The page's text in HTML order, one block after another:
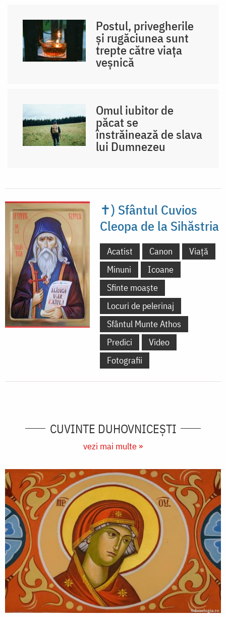
Postul, privegherile
și rugăciunea sunt
trepte către viața
veșnică
Omul iubitor de
păcat se
înstrăinează de slava
lui Dumnezeu
✝) Sfântul Cuvios
Cleopa de la Sihăstria
Acatist Canon
Viață
Minuni
Icoane
Sfinte moaște
Locuri de pelerinaj
Sfântul Munte Athos
Predici
Video
Fotografii
CUVINTE DUHOVNICEȘTI
vezi mai multe »